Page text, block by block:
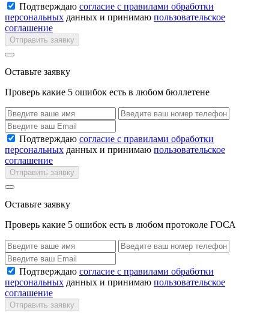
Подтверждаю согласие с правилами обработки
персональных данных и принимаю пользовательское
соглашение
Отправить заявку
Оставьте заявку
Проверь какие 5 ошибок есть в любом бюллетене
Подтверждаю согласие с правилами обработки
персональных данных и принимаю пользовательское
соглашение
Отправить заявку
Оставьте заявку
Проверь какие 5 ошибок есть в любом протоколе ГОСА
Подтверждаю согласие с правилами обработки
персональных данных и принимаю пользовательское
соглашение
Отправить заявку